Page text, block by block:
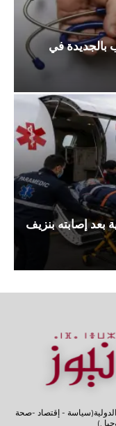
بالجديدة في
بعد إصابته بنزيف
- إقتصاد -صحة
.)